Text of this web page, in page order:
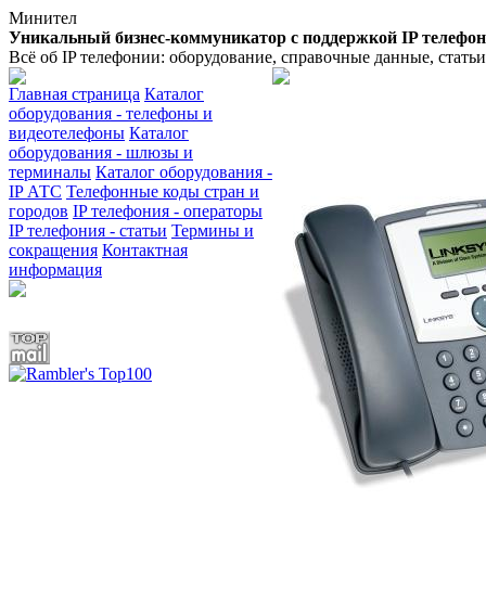
Минител
Уникальный бизнес-коммуникатор с поддержкой IP
Всё об IP телефонии: оборудование, справочные данные,
Главная страница Каталог
оборудования - телефоны и
видеотелефоны Каталог
оборудования - шлюзы и
терминалы Каталог оборудования -
IP АТС Телефонные коды стран и
городов IP телефония - операторы
IP телефония - статьи Термины и
сокращения Контактная
информация